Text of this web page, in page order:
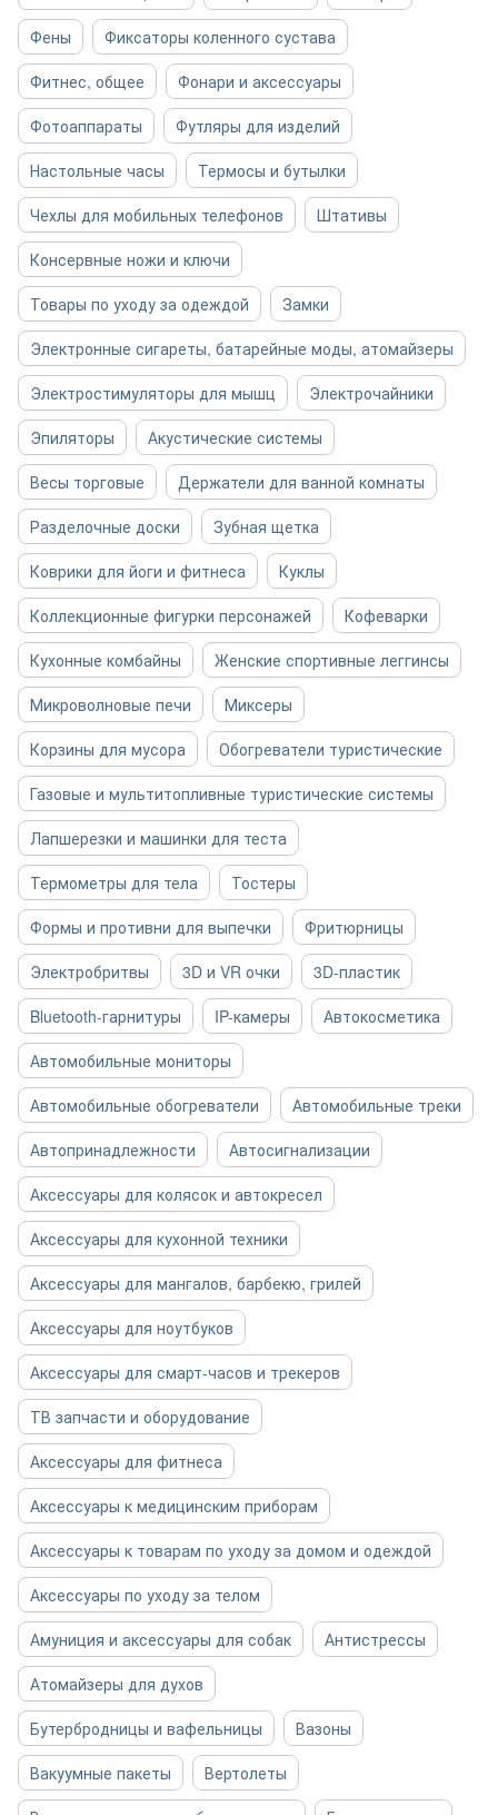
Фены
Фиксаторы коленного сустава
Фитнес, общее
Фонари и аксессуары
Фотоаппараты
Футляры для изделий
Настольные часы
Термосы и бутылки
Чехлы для мобильных телефонов
Штативы
Консервные ножи и ключи
Товары по уходу за одеждой
Замки
Электронные сигареты, батарейные моды, атомайзеры
Электростимуляторы для мышц
Электрочайники
Эпиляторы
Акустические системы
Весы торговые
Держатели для ванной комнаты
Разделочные доски
Зубная щетка
Коврики для йоги и фитнеса
Куклы
Коллекционные фигурки персонажей
Кофеварки
Кухонные комбайны
Женские спортивные леггинсы
Микроволновые печи
Миксеры
Корзины для мусора
Обогреватели туристические
Газовые и мультитопливные туристические системы
Лапшерезки и машинки для теста
Термометры для тела
Тостеры
Формы и противни для выпечки
Фритюрницы
Электробритвы
3D и VR очки
3D-пластик
Bluetooth-гарнитуры
IP-камеры
Автокосметика
Автомобильные мониторы
Автомобильные обогреватели
Автомобильные треки
Автопринадлежности
Автосигнализации
Аксессуары для колясок и автокресел
Аксессуары для кухонной техники
Аксессуары для мангалов, барбекю, грилей
Аксессуары для ноутбуков
Аксессуары для смарт-часов и трекеров
ТВ запчасти и оборудование
Аксессуары для фитнеса
Аксессуары к медицинским приборам
Аксессуары к товарам по уходу за домом и одеждой
Аксессуары по уходу за телом
Амуниция и аксессуары для собак
Антистрессы
Атомайзеры для духов
Бутербродницы и вафельницы
Вазоны
Вакуумные пакеты
Вертолеты